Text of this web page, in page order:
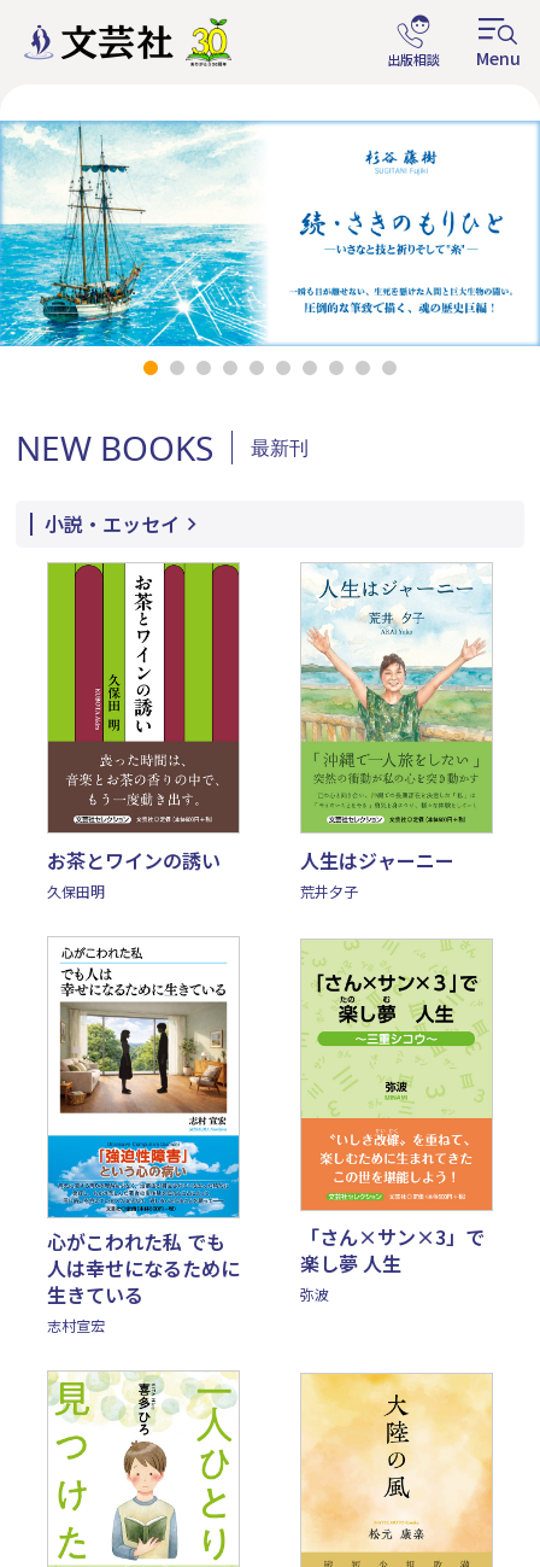
NEW BOOKS 最新刊
小説・エッセイ
お茶とワインの誘い
久保田明
人生はジャーニー
荒井夕子
心がこわれた私 でも
人は幸せになるために
生きている
志村宣宏
「さん×サン×3」で
楽し夢 人生
弥波